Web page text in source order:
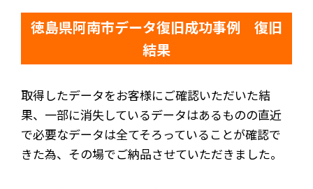
徳島県阿南市データ復旧成功事例 復旧
結果
取得したデータをお客様にご確認いただいた結
果、一部に消失しているデータはあるものの直近
で必要なデータは全てそろっていることが確認で
きた為、その場でご納品させていただきました。